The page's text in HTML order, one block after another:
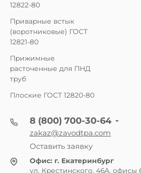
12822-80
Приварные встык
(воротниковые) ГОСТ
12821-80
Прижимные
расточенные для ПНД
труб
Плоские ГОСТ 12820-80
8 (800) 700-30-64
zakaz@zavodtpa.com
Оставить заявку
Офис: г. Екатеринбург
ул. Крестинского, 46А, офисы